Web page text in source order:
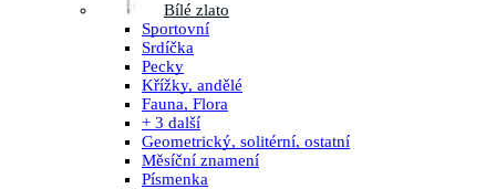
Bílé zlato
Sportovní
Srdíčka
Pecky
Křížky, andělé
Fauna, Flora
+ 3 další
Geometrický, solitérní, ostatní
Měsíční znamení
Písmenka